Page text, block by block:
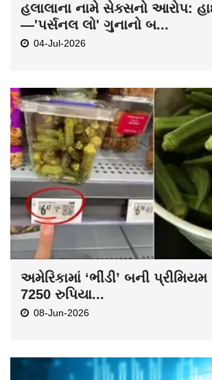
હલાલાના નામે સેક્સનો આરોપ:
—'પર્સનલ લો' ગુનાનો બ...
04-Jul-2026
અમેરિકામાં ‘ભીંડી’ બની
7250 રુપિયા...
08-Jun-2026